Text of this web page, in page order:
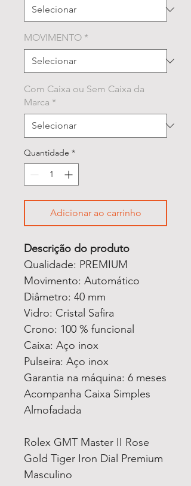
MOVIMENTO *
Com Caixa ou Sem Caixa da
Marca *
Quantidade *
Adicionar ao carrinho
Descrição do produto
Qualidade: PREMIUM
Movimento: Automático
Diâmetro: 40 mm
Vidro: Cristal Safira
Crono: 100 % funcional
Caixa: Aço inox
Pulseira: Aço inox
Garantia na máquina: 6 meses
Acompanha Caixa Simples
Almofadada
Rolex GMT Master II Rose
Gold Tiger Iron Dial Premium
Masculino